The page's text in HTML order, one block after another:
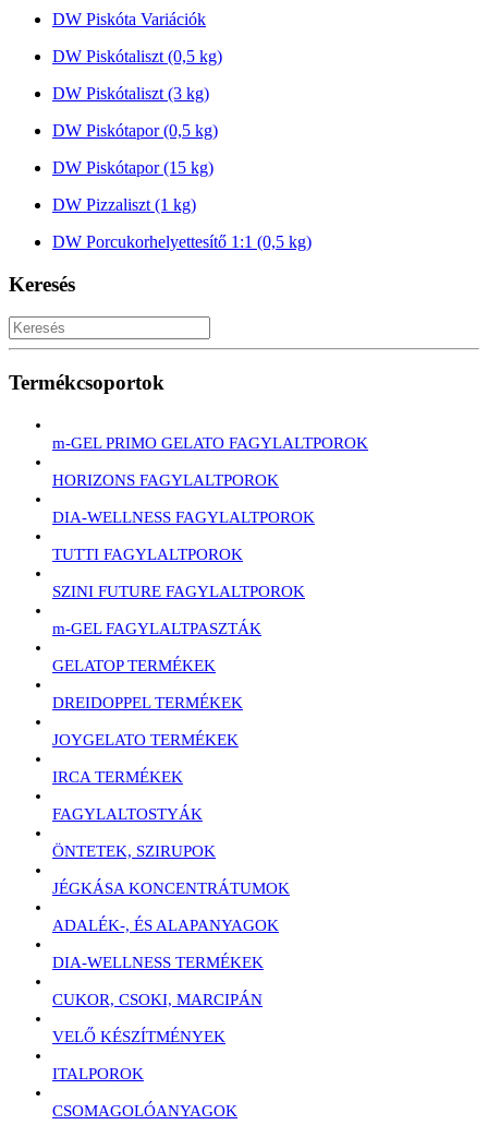
DW Piskóta Variációk
DW Piskótaliszt (0,5 kg)
DW Piskótaliszt (3 kg)
DW Piskótapor (0,5 kg)
DW Piskótapor (15 kg)
DW Pizzaliszt (1 kg)
DW Porcukorhelyettesítő 1:1 (0,5 kg)
Keresés
Termékcsoportok
m-GEL PRIMO GELATO FAGYLALTPOROK
HORIZONS FAGYLALTPOROK
DIA-WELLNESS FAGYLALTPOROK
TUTTI FAGYLALTPOROK
SZINI FUTURE FAGYLALTPOROK
m-GEL FAGYLALTPASZTÁK
GELATOP TERMÉKEK
DREIDOPPEL TERMÉKEK
JOYGELATO TERMÉKEK
IRCA TERMÉKEK
FAGYLALTOSTYÁK
ÖNTETEK, SZIRUPOK
JÉGKÁSA KONCENTRÁTUMOK
ADALÉK-, ÉS ALAPANYAGOK
DIA-WELLNESS TERMÉKEK
CUKOR, CSOKI, MARCIPÁN
VELŐ KÉSZÍTMÉNYEK
ITALPOROK
CSOMAGOLÓANYAGOK